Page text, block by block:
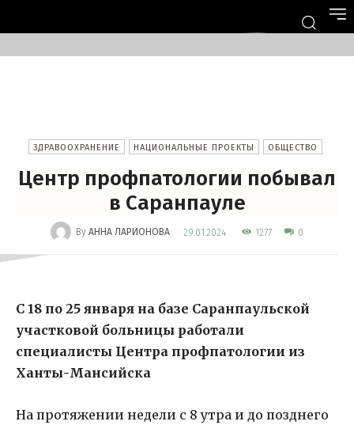
ЗДРАВООХРАНЕНИЕ НАЦИОНАЛЬНЫЕ ПРОЕКТЫ ОБЩЕСТВО
Центр профпатологии побывал
в Саранпауле
By АННА ЛАРИОНОВА 29.01.2024 1277 0
С 18 по 25 января на базе Саранпаульской
участковой больницы работали
специалисты Центра профпатологии из
Ханты-Мансийска
На протяжении недели с 8 утра и до позднего